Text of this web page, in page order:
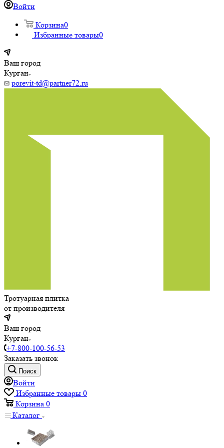
Войти
Корзина0
Избранные товары0
Ваш город
Курган
porevit-td@partner72.ru
Тротуарная плитка
от производителя
Ваш город
Курган
+7-800-100-56-53
Заказать звонок
Поиск
Войти
Избранные товары 0
Корзина 0
Каталог